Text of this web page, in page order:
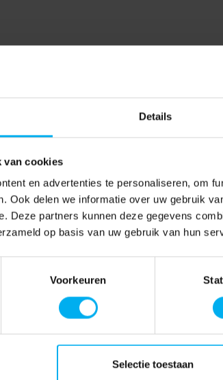
Details
van cookies
en advertenties te personaliseren, om
Ook delen we informatie over uw gebruik
Deze partners kunnen deze gegevens
op basis van uw gebruik van hun
Voorkeuren
Selectie toestaan